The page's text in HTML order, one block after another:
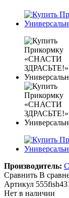
Производитель:
Сравнить В
Артикул
Нет в наличии